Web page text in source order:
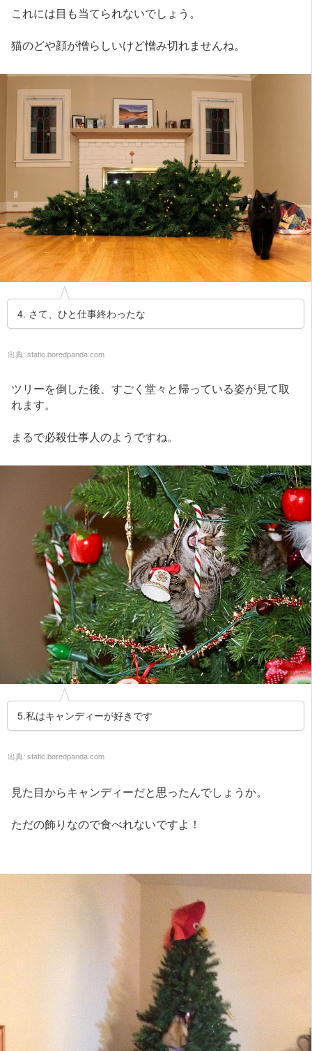
これには目も当てられないでしょう。
猫のどや顔が憎らしいけど憎み切れませんね。
4. さて、ひと仕事終わったな
出典: static.boredpanda.com
ツリーを倒した後、すごく堂々と帰っている姿が見て取
れます。
まるで必殺仕事人のようですね。
5.私はキャンディーが好きです
出典: static.boredpanda.com
見た目からキャンディーだと思ったんでしょうか。
ただの飾りなので食べれないですよ！